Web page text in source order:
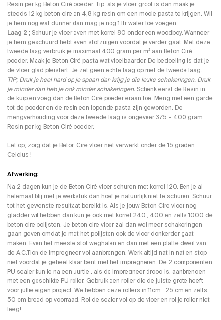
Resin per kg Beton Ciré poeder. Tip; als je vloer groot is dan maak je
steeds 12 kg beton cire en 4,8 kg resin om een mooie pasta te krijgen. Wil
je hem nog wat dunner dan mag je nog 1 ltr water toe voegen.
Laag 2 ;Schuur je vloer even met korrel 80 onder een woodboy. Wanneer
je hem geschuurd hebt even stofzuigen voordat je verder gaat. Met deze
tweede laag verbruik je maximaal 400 gram per m² aan Beton Ciré
poeder. Maak je Beton Ciré pasta wat vloeibaarder. De bedoeling is dat je
de vloer glad pleistert. Je zet geen echte laag op met de tweede laag.
TIP; Druk je heel hard op je spaan dan krijg je die leuke schakeringen. Druk
je minder dan heb je ook minder schakeringen.Schenk eerst de Resin in
de kuip en voeg dan de Beton Ciré poeder eraan toe. Meng met een garde
tot de poeder en de resin een lopende pasta zijn geworden. De
mengverhouding voor deze tweede laag is ongeveer 375 – 400 gram
Resin per kg Beton Ciré poeder.
Let op; zorg dat je Beton Cire vloer niet verwerkt onder de 15 graden
Celcius !
Afwerking:
Na 2 dagen kun je de Beton Ciré vloer schuren met korrel 120. Ben je al
helemaal blij met je werkstuk dan hoef je natuurlijk niet te schuren. Schuur
tot het gewenste resultaat bereikt is. Als je jouw Beton Cire vloer nog
gladder wil hebben dan kun je ook met korrel 240 , 400 en zelfs 1000 de
beton cire polijsten. Je beton cire vloer zal dan wel meer schakeringen
gaan geven omdat je met het polijsten ook de vloer donkerder gaat
maken. Even het meeste stof weghalen en dan met een platte dweil van
de A.C.Tion de impregneer vol aanbrengen. Werk altijd nat in nat en stop
niet voordat je geheel klaar bent met het impregneren. De 2 componenten
PU sealer kun je na een uurtje , als de impregneer droog is, aanbrengen
met een geschikte PU roller. Gebruik een roller die de juiste grote heeft
voor jullie eigen project. We hebben deze rollers in 11cm , 25 cm en zelfs
50 cm breed op voorraad. Rol de sealer vol op de vloer en rol je roller niet
leeg!